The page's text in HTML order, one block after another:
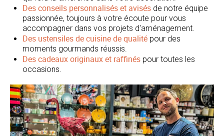
Des conseils personnalisés et avisés de notre équipe
passionnée, toujours à votre écoute pour vous
accompagner dans vos projets d'aménagement.
Des ustensiles de cuisine de qualité pour des
moments gourmands réussis.
Des cadeaux originaux et raffinés pour toutes les
occasions.